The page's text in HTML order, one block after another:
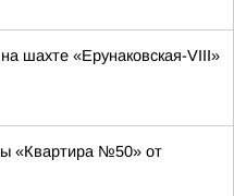
шахте «Ерунаковская-VIII»
«Квартира №50» от